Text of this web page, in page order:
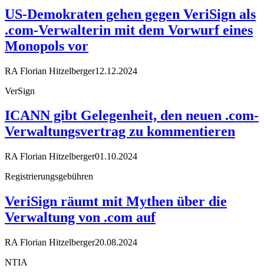
US-Demokraten gehen gegen VeriSign als
.com-Verwalterin mit dem Vorwurf eines
Monopols vor
RA Florian Hitzelberger12.12.2024
VerSign
ICANN gibt Gelegenheit, den neuen .com-
Verwaltungsvertrag zu kommentieren
RA Florian Hitzelberger01.10.2024
Registrierungsgebühren
VeriSign räumt mit Mythen über die
Verwaltung von .com auf
RA Florian Hitzelberger20.08.2024
NTIA